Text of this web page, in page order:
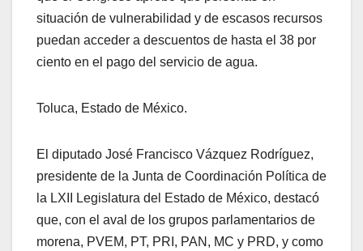
situación de vulnerabilidad y de escasos recursos
puedan acceder a descuentos de hasta el 38 por
ciento en el pago del servicio de agua.
Toluca, Estado de México.
El diputado José Francisco Vázquez Rodríguez,
presidente de la Junta de Coordinación Política de
la LXII Legislatura del Estado de México, destacó
que, con el aval de los grupos parlamentarios de
morena, PVEM, PT, PRI, PAN, MC y PRD, y como